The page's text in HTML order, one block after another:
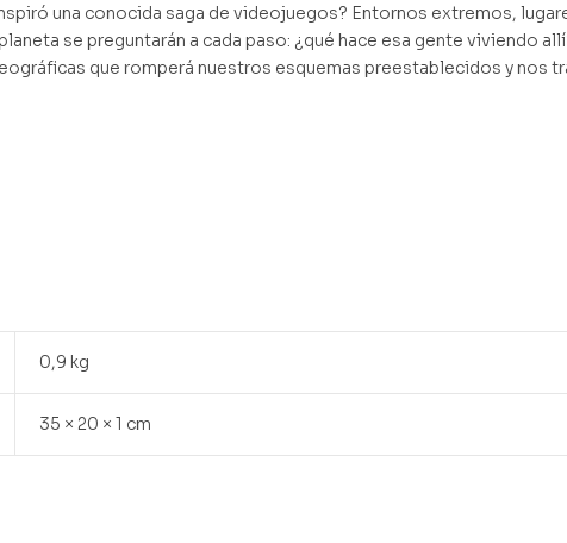
una conocida saga de videojuegos? Entornos extremos,
se preguntarán a cada paso: ¿qué hace esa gente viviendo
que romperá nuestros esquemas preestablecidos y nos
0,9 kg
35 × 20 × 1 cm